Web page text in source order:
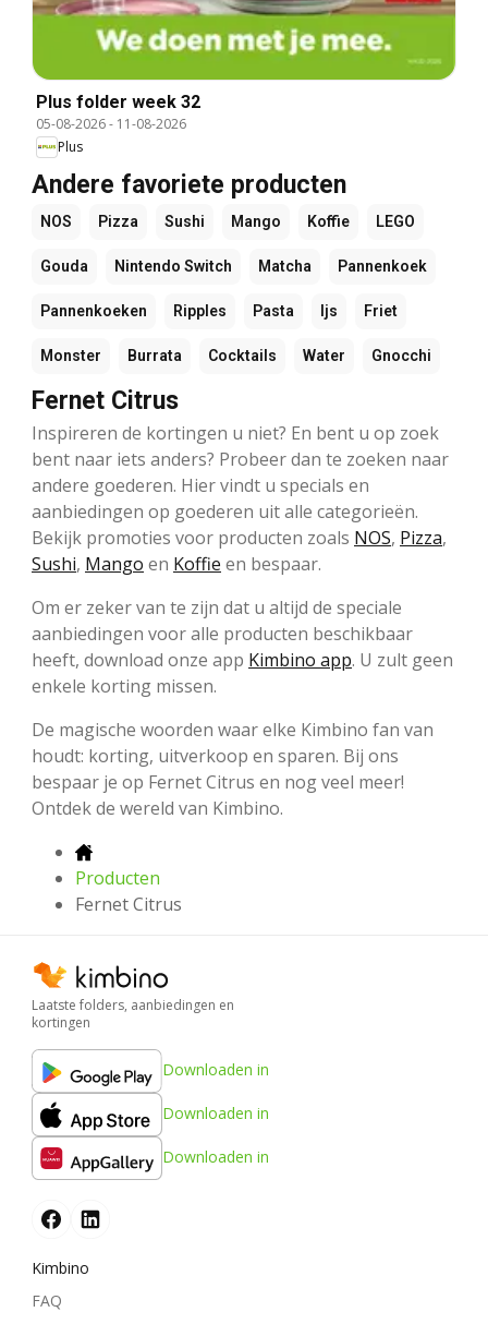
Plus folder week 32
05-08-2026- 11-08-2026
Plus
Andere favoriete producten
NOS Pizza Sushi Mango Koffie LEGO
Gouda Nintendo Switch Matcha Pannenkoek
Pannenkoeken Ripples Pasta Ijs Friet
Monster Burrata Cocktails Water Gnocchi
Fernet Citrus
Inspireren de kortingen u niet? En bent u op zoek
bent naar iets anders? Probeer dan te zoeken naar
andere goederen. Hier vindt u specials en
aanbiedingen op goederen uit alle categorieën.
Bekijk promoties voor producten zoals NOS, Pizza,
Sushi, Mango en Koffie en bespaar.
Om er zeker van te zijn dat u altijd de speciale
aanbiedingen voor alle producten beschikbaar
heeft, download onze app Kimbino app. U zult geen
enkele korting missen.
De magische woorden waar elke Kimbino fan van
houdt: korting, uitverkoop en sparen. Bij ons
bespaar je op Fernet Citrus en nog veel meer!
Ontdek de wereld van Kimbino.
Producten
Fernet Citrus
Laatste folders, aanbiedingen en
kortingen
Downloaden in
Downloaden in
Downloaden in
Kimbino
FAQ